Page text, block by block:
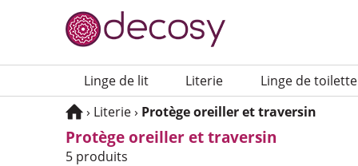
Navigation principale
Linge de lit Lite­rie Linge de toilette
Vous êtes ici :
› Lite­rie› Protège oreiller et traver­sin
Protège oreiller et traver­sin
5 produits